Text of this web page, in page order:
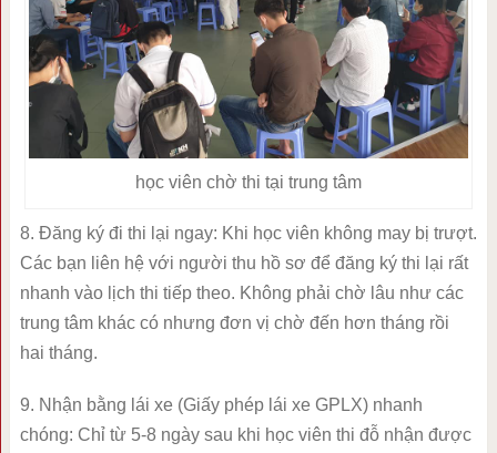
học viên chờ thi tại trung tâm
8. Đăng ký đi thi lại ngay: Khi học viên không may bị trượt.
Các bạn liên hệ với người thu hồ sơ để đăng ký thi lại rất
nhanh vào lịch thi tiếp theo. Không phải chờ lâu như các
trung tâm khác có nhưng đơn vị chờ đến hơn tháng rồi
hai tháng.
9. Nhận bằng lái xe (Giấy phép lái xe GPLX) nhanh
chóng: Chỉ từ 5-8 ngày sau khi học viên thi đỗ nhận được